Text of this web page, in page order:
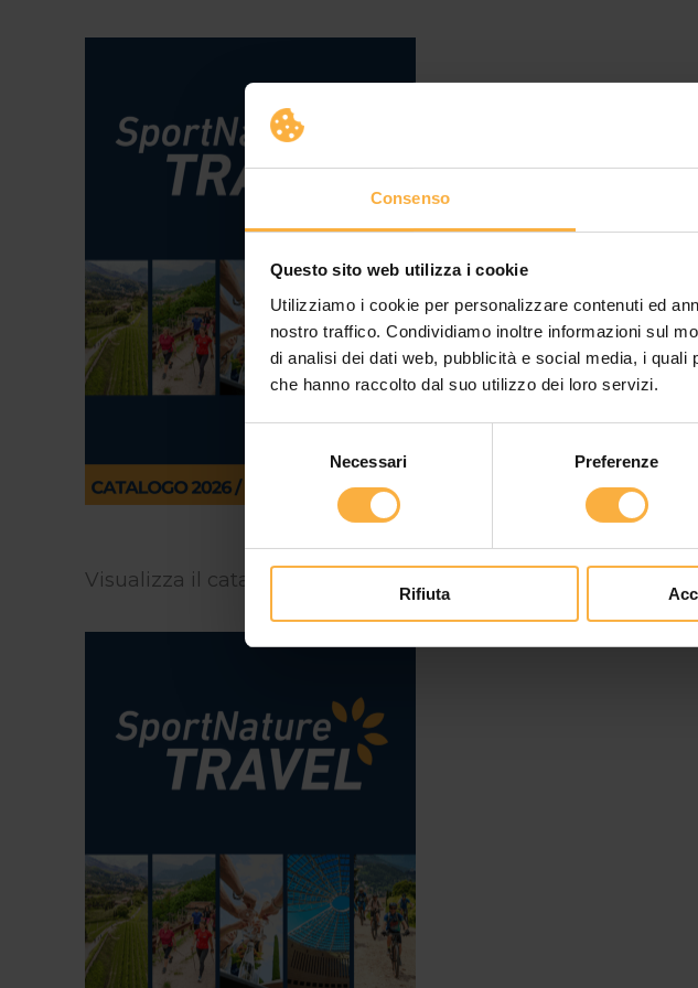
Consenso
Questo sito web utilizza i cookie
Utilizziamo i cookie per personalizzare contenuti ed
nostro traffico. Condividiamo inoltre informazioni sul
di analisi dei dati web, pubblicità e social media, i
che hanno raccolto dal suo utilizzo dei loro servizi.
del
Necessari Preferenze
Rifiuta
Visualizza il catalogo in inglese: